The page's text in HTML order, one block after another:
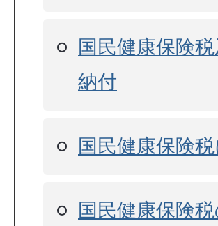
国民健康保険
納付
国民健康保険
国民健康保険